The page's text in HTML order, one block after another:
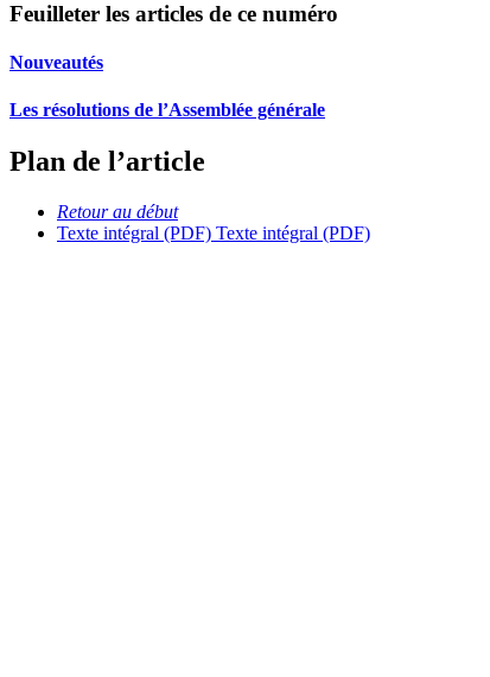
Feuilleter les articles de ce numéro
Nouveautés
Les résolutions de l’Assemblée générale
Plan de l’article
Retour au début
Texte intégral (PDF) Texte intégral (PDF)